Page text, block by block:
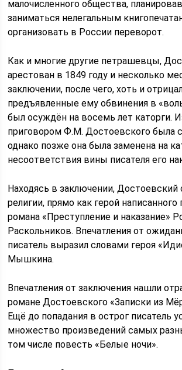
малочисленного общества,
заниматься нелегальным
организовать в России переворот.
Как и многие другие петрашевцы,
арестован в 1849 году и несколько
заключении, после чего, хоть и
предъявленные ему обвинения в
был осуждён на восемь лет каторги.
приговором Ф.М. Достоевского была
однако позже она была заменена на
несоответствия вины писателя его
Находясь в заключении, Достоевский
религии, прямо как герой написанного
романа «Преступление и наказание»
Раскольников. Впечатления от
писатель выразил словами героя
Мышкина.
Впечатления от заключения нашли
романе Достоевского «Записки из
Ещё до попадания в острог писатель
множество произведений самых
том числе повесть «Белые ночи».